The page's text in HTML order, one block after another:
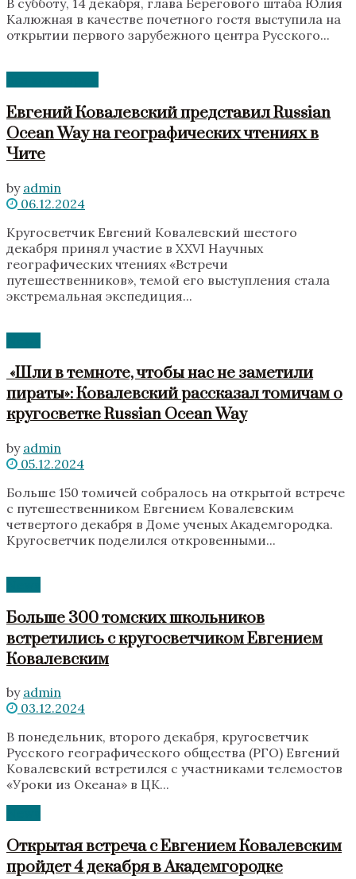
В субботу, 14 декабря, глава Берегового штаба Юлия
Калюжная в качестве почетного гостя выступила на
открытии первого зарубежного центра Русского...
Евгений Ковалевский представил Russian
Ocean Way на географических чтениях в
Чите
by admin
06.12.2024
Кругосветчик Евгений Ковалевский шестого
декабря принял участие в XXVI Научных
географических чтениях «Встречи
путешественников», темой его выступления стала
экстремальная экспедиция...
«Шли в темноте, чтобы нас не заметили
пираты»‎: Ковалевский рассказал томичам о
кругосветке Russian Ocean Way
by admin
05.12.2024
Больше 150 томичей собралось на открытой встрече
с путешественником Евгением Ковалевским
четвертого декабря в Доме ученых Академгородка.
Кругосветчик поделился откровенными...
Больше 300 томских школьников
встретились с кругосветчиком Евгением
Ковалевским
by admin
03.12.2024
В понедельник, второго декабря, кругосветчик
Русского географического общества (РГО) Евгений
Ковалевский встретился с участниками телемостов
«‎Уроки из Океана» в ЦК...
Открытая встреча с Евгением Ковалевским
пройдет 4 декабря в Академгородке